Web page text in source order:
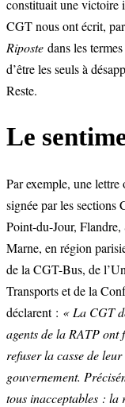
constituait une victoire
CGT nous ont écrit,
Riposte dans les
d’être les seuls à
Reste.
Le
Par exemple, une
signée par les sections
Point-du-Jour,
Marne, en région
de la CGT-Bus, de
Transports et de la
déclarent : « La CGT
agents de la RATP
refuser la casse de
gouvernement.
tous inacceptables : la